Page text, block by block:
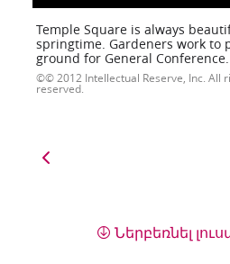
Temple Square is always
springtime. Gardeners work to
ground for General Conference.
© 2012 Intellectual Reserve, Inc. All
reserved.
Ներբեռնել